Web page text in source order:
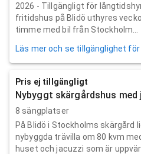
2026 - Tillgängligt för
fritidshus på Blidö uthyres
timme med bil från Stockholm...
Läs mer och se tillgänglighet
Pris ej tillgängligt
Nybyggt skärgårdshus med
8 sängplatser
På Blidö i Stockholms skärgård
nybyggda trävilla om 80 kvm
huset och jacuzzi som är